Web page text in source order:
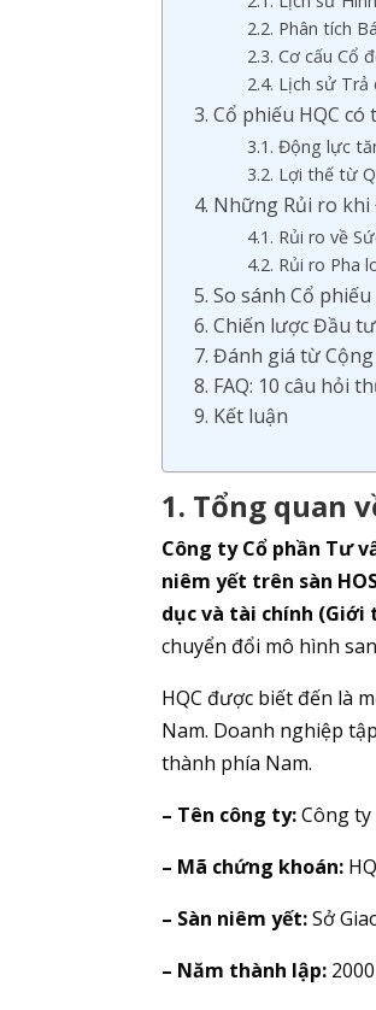
2.2. Phân tích
2.3. Cơ cấu Cổ
2.4. Lịch sử
3. Cổ phiếu HQC
3.1. Động lực
3.2. Lợi thế từ
4. Những Rủi ro khi
4.1. Rủi ro về
4.2. Rủi ro Pha
5. So sánh Cổ
6. Chiến lược Đầu
7. Đánh giá từ
8. FAQ: 10 câu hỏi
9. Kết luận
1. Tổng quan
Công ty Cổ phần Tư
niêm yết trên sàn
dục và tài chính (Giới
chuyển đổi mô hình
HQC được biết đến là
Nam. Doanh nghiệp
thành phía Nam.
– Tên công ty:Công
– Mã chứng khoán:
– Sàn niêm yết:Sở
– Năm thành lập: 2000